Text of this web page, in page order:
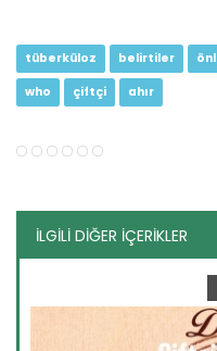
tüberküloz belirtiler
who çiftçi ahır
İLGİLİ DİĞER İÇERİKLER
Devamını Oku ->
Hayvan ıslahında en
Hayvancılığın
Devamını Oku ->